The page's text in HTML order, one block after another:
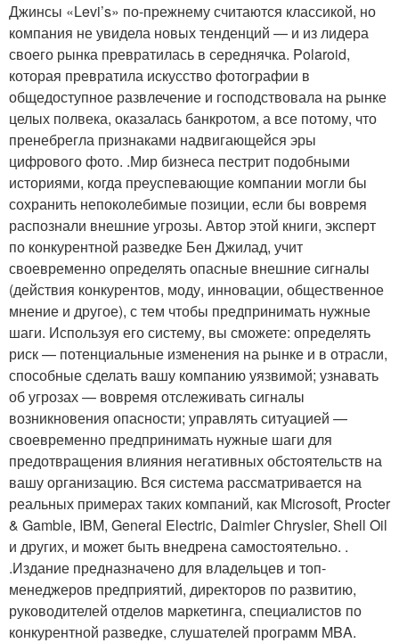
Джинсы «Levi’s» по-прежнему считаются классикой, но
компания не увидела новых тенденций — и из лидера
своего рынка превратилась в середнячка. Polaroid,
которая превратила искусство фотографии в
общедоступное развлечение и господствовала на рынке
целых полвека, оказалась банкротом, а все потому, что
пренебрегла признаками надвигающейся эры
цифрового фото. .Мир бизнеса пестрит подобными
историями, когда преуспевающие компании могли бы
сохранить непоколебимые позиции, если бы вовремя
распознали внешние угрозы. Автор этой книги, эксперт
по конкурентной разведке Бен Джилад, учит
своевременно определять опасные внешние сигналы
(действия конкурентов, моду, инновации, общественное
мнение и другое), с тем чтобы предпринимать нужные
шаги. Используя его систему, вы сможете: определять
риск — потенциальные изменения на рынке и в отрасли,
способные сделать вашу компанию уязвимой; узнавать
об угрозах — вовремя отслеживать сигналы
возникновения опасности; управлять ситуацией —
своевременно предпринимать нужные шаги для
предотвращения влияния негативных обстоятельств на
вашу организацию. Вся система рассматривается на
реальных примерах таких компаний, как Microsoft, Procter
& Gamble, IBM, General Electric, Daimler Chrysler, Shell Oil
и других, и может быть внедрена самостоятельно. .
.Издание предназначено для владельцев и топ-
менеджеров предприятий, директоров по развитию,
руководителей отделов маркетинга, специалистов по
конкурентной разведке, слушателей программ MBA.